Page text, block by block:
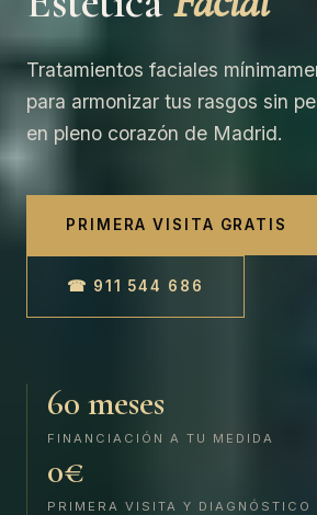
Tratamientos faciales
para armonizar tus rasgos sin
en pleno corazón de Madrid.
PRIMERA VISITA GRATIS
☎ 911 544 686
60 meses
FINANCIACIÓN A TU MEDIDA
0€
PRIMERA VISITA Y DIAGNÓSTICO